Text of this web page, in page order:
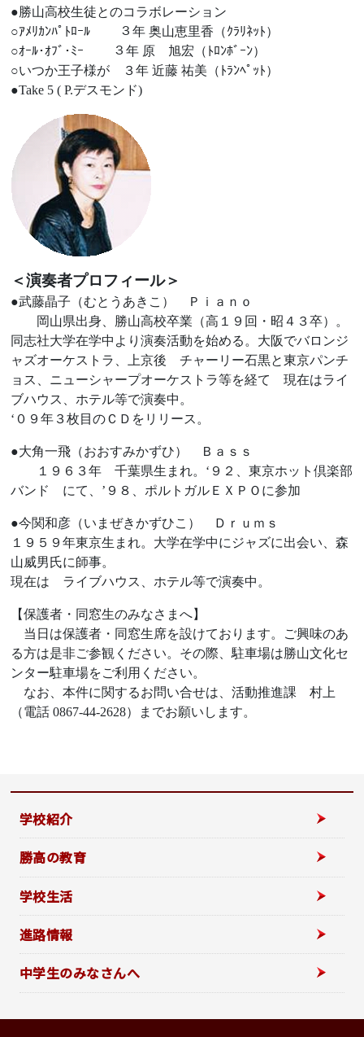
●勝山高校生徒とのコラボレーション
○ｱﾒﾘｶﾝﾊﾟﾄﾛｰﾙ ３年 奥山恵里香（ｸﾗﾘﾈｯﾄ）
○ｵｰﾙ･ｵﾌﾞ･ﾐｰ ３年 原 旭宏（ﾄﾛﾝﾎﾞｰﾝ）
○いつか王子様が ３年 近藤 祐美（ﾄﾗﾝﾍﾟｯﾄ）
●Take 5 ( P.デスモンド)
＜演奏者プロフィール＞
●武藤晶子（むとうあきこ） Ｐｉａｎｏ
岡山県出身、勝山高校卒業（高１９回・昭４３卒）。
同志社大学在学中より演奏活動を始める。大阪でバロンジ
ャズオーケストラ、上京後 チャーリー石黒と東京パンチ
ョス、ニューシャープオーケストラ等を経て 現在はライ
ブハウス、ホテル等で演奏中。
‘０９年３枚目のＣＤをリリース。
●大角一飛（おおすみかずひ） Ｂａｓｓ
１９６３年 千葉県生まれ。 ‘９２、東京ホット倶楽部
バンド にて、’９８、ポルトガルＥＸＰＯに参加
●今関和彦（いまぜきかずひこ） Ｄｒｕｍｓ
１９５９年東京生まれ。大学在学中にジャズに出会い、森
山威男氏に師事。
現在は ライブハウス、ホテル等で演奏中。
【保護者・同窓生のみなさまへ】
当日は保護者・同窓生席を設けております。ご興味のあ
る方は是非ご参観ください。その際、駐車場は勝山文化セ
ンター駐車場をご利用ください。
なお、本件に関するお問い合せは、活動推進課 村上
（電話 0867-44-2628）までお願いします。
学校紹介
勝高の教育
学校生活
進路情報
中学生のみなさんへ